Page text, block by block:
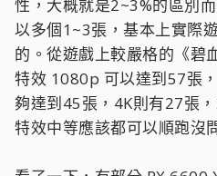
性，大概就是2~3%的區別
以多個1~3張，基本上實際
的。從遊戲上較嚴格的《碧
特效 1080p 可以達到57張
夠達到45張，4K則有27張
特效中等應該都可以順跑沒